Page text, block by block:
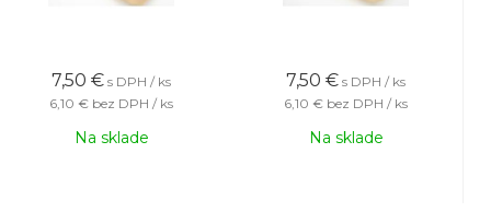
7,50 € s DPH / ks
6,10 € bez DPH / ks
Na sklade
7,50 € s DPH / ks
6,10 € bez DPH / ks
Na sklade